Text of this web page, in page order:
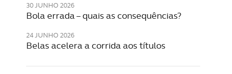
30 JUNHO 2026
Bola errada – quais as consequências?
24 JUNHO 2026
Belas acelera a corrida aos títulos